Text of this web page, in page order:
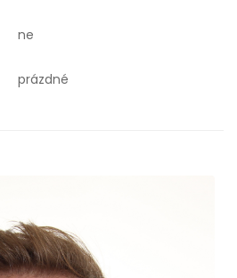
ne
prázdné